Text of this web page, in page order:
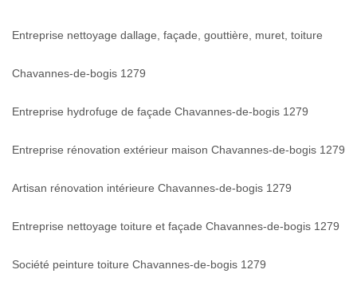
Entreprise nettoyage dallage, façade, gouttière, muret, toiture
Chavannes-de-bogis 1279
Entreprise hydrofuge de façade Chavannes-de-bogis 1279
Entreprise rénovation extérieur maison Chavannes-de-bogis 1279
Artisan rénovation intérieure Chavannes-de-bogis 1279
Entreprise nettoyage toiture et façade Chavannes-de-bogis 1279
Société peinture toiture Chavannes-de-bogis 1279